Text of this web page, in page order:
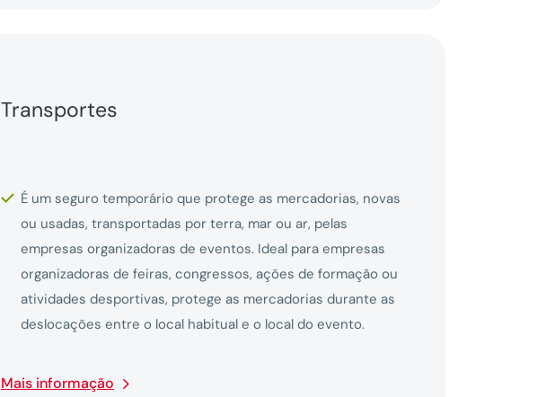
Transportes
É um seguro temporário que protege as mercadorias, novas
ou usadas, transportadas por terra, mar ou ar, pelas
empresas organizadoras de eventos. Ideal para empresas
organizadoras de feiras, congressos, ações de formação ou
atividades desportivas, protege as mercadorias durante as
deslocações entre o local habitual e o local do evento.
Mais informação